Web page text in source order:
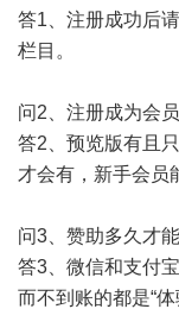
答1、注册成功后
栏目。
问2、注册成为会
答2、预览版有且
才会有，新手会员
问3、赞助多久才
答3、微信和支付
而不到账的都是“